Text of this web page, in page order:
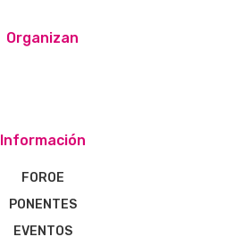
Organizan
Información
FOROE
PONENTES
EVENTOS